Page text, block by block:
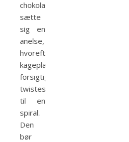
chokoladen
sætte
sig en
anelse,
hvorefter
kageplasten
forsigtigt
twistes
til en
spiral.
Den
bør